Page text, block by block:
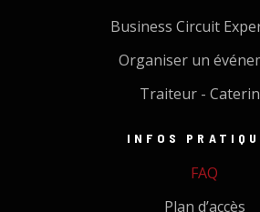
Business Circuit
Organiser un
Traiteur -
INFOS
FAQ
Plan d’accès